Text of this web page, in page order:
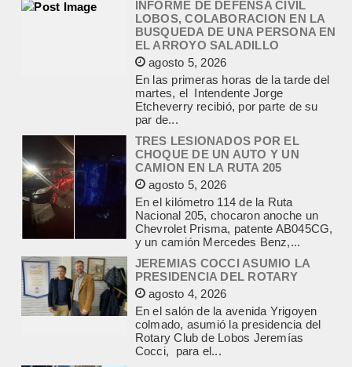
agosto 5, 2026
En las primeras horas de la tarde del
martes, el Intendente Jorge
Etcheverry recibió, por parte de su
par de...
TRES LESIONADOS POR EL
CHOQUE DE UN AUTO Y UN
CAMION EN LA RUTA 205
En el kilómetro 114 de la Ruta
Nacional 205, chocaron anoche un
Chevrolet Prisma, patente AB045CG,
y un camión Mercedes Benz,...
JEREMIAS COCCI ASUMIO LA
PRESIDENCIA DEL ROTARY
agosto 4, 2026
En el salón de la avenida Yrigoyen
colmado, asumió la presidencia del
Rotary Club de Lobos Jeremías
Cocci, para el...
LA RENDICION 2024 DEL
CONSEJO ESCOLAR DE LOBOS
APROBADA POR EL TRIBUNAL
DE CUENTAS BONAERENSE